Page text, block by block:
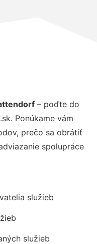
– poďte do
Ponúkame vám
prečo sa obrátiť
spolupráce
služieb
služieb